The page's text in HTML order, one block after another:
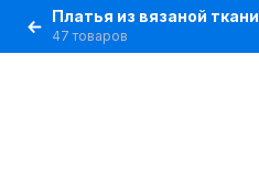
Платья из вязаной ткани
47 товаров